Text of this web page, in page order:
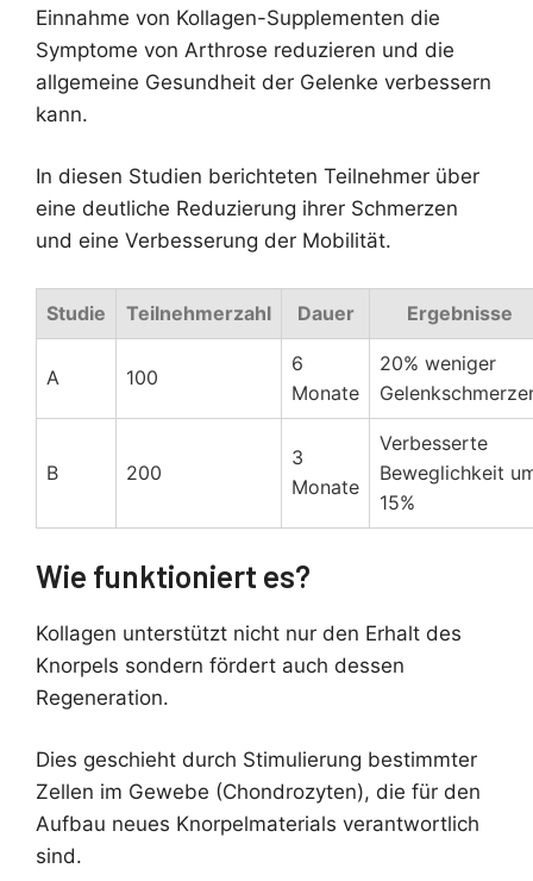
Einnahme von Kollagen-Supplementen die
Symptome von Arthrose reduzieren und die
allgemeine Gesundheit der Gelenke verbessern
kann.
In diesen Studien berichteten Teilnehmer über
eine deutliche Reduzierung ihrer Schmerzen
und eine Verbesserung der Mobilität.
Studie Teilnehmerzahl Dauer Ergebnisse
A 100
6
Monate
20% weniger
B 200
3
Monate
Verbesserte
Beweglichkeit
15%
Wie funktioniert es?
Kollagen unterstützt nicht nur den Erhalt des
Knorpels sondern fördert auch dessen
Regeneration.
Dies geschieht durch Stimulierung bestimmter
Zellen im Gewebe (Chondrozyten), die für den
Aufbau neues Knorpelmaterials verantwortlich
sind.